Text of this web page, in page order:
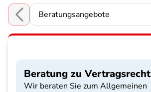
Choose a section
Beratung zu Vertragsrecht
Wir beraten Sie zum Allgemeinen